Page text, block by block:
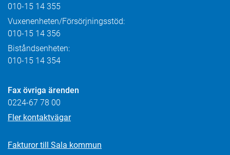
010-15 14 355
Vuxenenheten/Försörjningsstöd:
010-15 14 356
Biståndsenheten:
010-15 14 354
Fax övriga ärenden
0224-67 78 00
Fler kontaktvägar
Fakturor till Sala kommun